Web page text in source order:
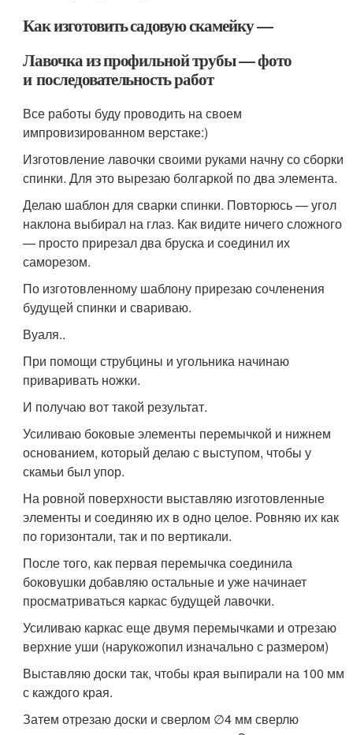
Как изготовить садовую скамейку —
Лавочка из профильной трубы — фото
и последовательность работ
Все работы буду проводить на своем
импровизированном верстаке:)
Изготовление лавочки своими руками начну со сборки
спинки. Для это вырезаю болгаркой по два элемента.
Делаю шаблон для сварки спинки. Повторюсь — угол
наклона выбирал на глаз. Как видите ничего сложного
— просто прирезал два бруска и соединил их
саморезом.
По изготовленному шаблону прирезаю сочленения
будущей спинки и свариваю.
Вуаля..
При помощи струбцины и угольника начинаю
приваривать ножки.
И получаю вот такой результат.
Усиливаю боковые элементы перемычкой и нижнем
основанием, который делаю с выступом, чтобы у
скамьи был упор.
На ровной поверхности выставляю изготовленные
элементы и соединяю их в одно целое. Ровняю их как
по горизонтали, так и по вертикали.
После того, как первая перемычка соединила
боковушки добавляю остальные и уже начинает
просматриваться каркас будущей лавочки.
Усиливаю каркас еще двумя перемычками и отрезаю
верхние уши (нарукожопил изначально с размером)
Выставляю доски так, чтобы края выпирали на 100 мм
с каждого края.
Затем отрезаю доски и сверлом ∅4 мм сверлю